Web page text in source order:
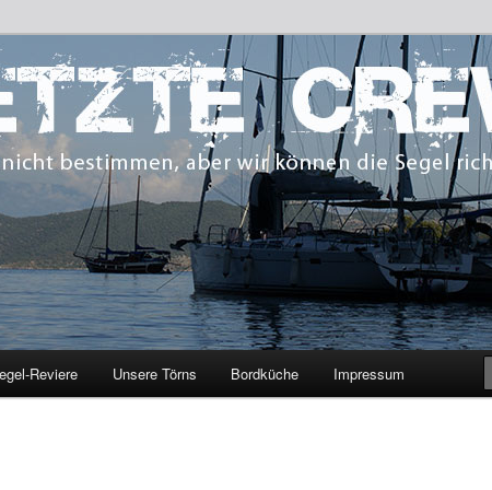
bestimmen, aber wir können die Segel richten.
Reviere Unsere Törns Bordküche Impressum